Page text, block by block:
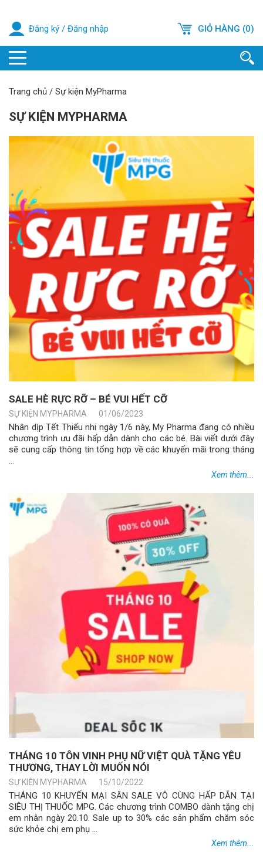
Đăng ký / Đăng nhập GIỎ HÀNG (0)
Trang chủ / Sự kiện MyPharma
SỰ KIỆN MYPHARMA
SALE HÈ RỰC RỠ – BÉ VUI HẾT CỠ
SỰ KIỆN MYPHARMA 01/06/2023
Nhân dịp Tết Thiếu nhi ngày 1/6 này, My Pharma đang có nhiều
chương trình ưu đãi hấp dẫn dành cho các bé. Bài viết dưới đây
sẽ cung cấp thông tin tổng hợp về các khuyến mãi trong tháng
...
Xem thêm...
THÁNG 10 TÔN VINH PHỤ NỮ VIỆT QUÀ TẶNG YÊU
THƯƠNG, THAY LỜI MUỐN NÓI
SỰ KIỆN MYPHARMA 15/10/2022
THÁNG 10 KHUYẾN MẠI SĂN SALE VÔ CÙNG HẤP DẪN TẠI
SIÊU THỊ THUỐC MPG. Các chương trình COMBO dành tặng chị
em nhân ngày 20.10. Sale up to 30% các sản phẩm chăm sóc
sức khỏe chị em phụ ...
Xem thêm...